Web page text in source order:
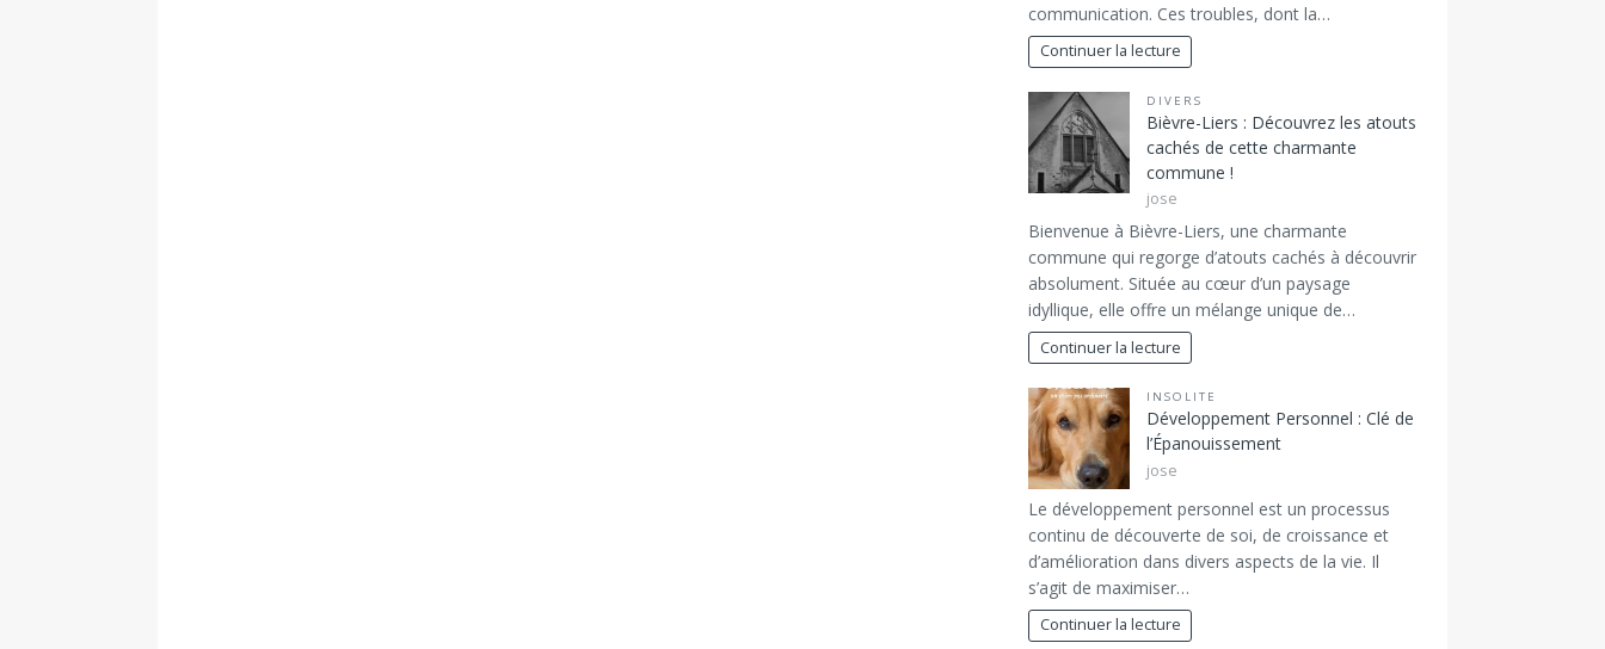
communication. Ces troubles, dont la…
Continuer la lecture
DIVERS
Bièvre-Liers : Découvrez les atouts
cachés de cette charmante
commune !
jose
Bienvenue à Bièvre-Liers, une charmante
commune qui regorge d’atouts cachés à découvrir
absolument. Située au cœur d’un paysage
idyllique, elle offre un mélange unique de…
Continuer la lecture
INSOLITE
Développement Personnel : Clé de
l’Épanouissement
jose
Le développement personnel est un processus
continu de découverte de soi, de croissance et
d’amélioration dans divers aspects de la vie. Il
s’agit de maximiser…
Continuer la lecture